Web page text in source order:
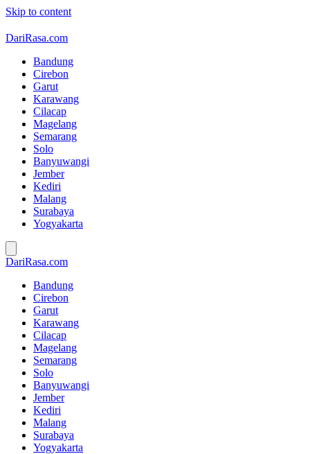
Skip to content
DariRasa.com
Bandung
Cirebon
Garut
Karawang
Cilacap
Magelang
Semarang
Solo
Banyuwangi
Jember
Kediri
Malang
Surabaya
Yogyakarta
DariRasa.com
Bandung
Cirebon
Garut
Karawang
Cilacap
Magelang
Semarang
Solo
Banyuwangi
Jember
Kediri
Malang
Surabaya
Yogyakarta